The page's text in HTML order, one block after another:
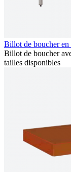
Billot de boucher
Billot de boucher
tailles disponibles